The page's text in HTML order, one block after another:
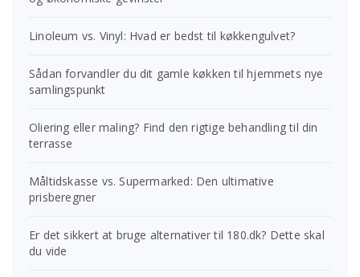
Linoleum vs. Vinyl: Hvad er bedst til køkkengulvet?
Sådan forvandler du dit gamle køkken til hjemmets nye
samlingspunkt
Oliering eller maling? Find den rigtige behandling til din
terrasse
Måltidskasse vs. Supermarked: Den ultimative
prisberegner
Er det sikkert at bruge alternativer til 180.dk? Dette skal
du vide